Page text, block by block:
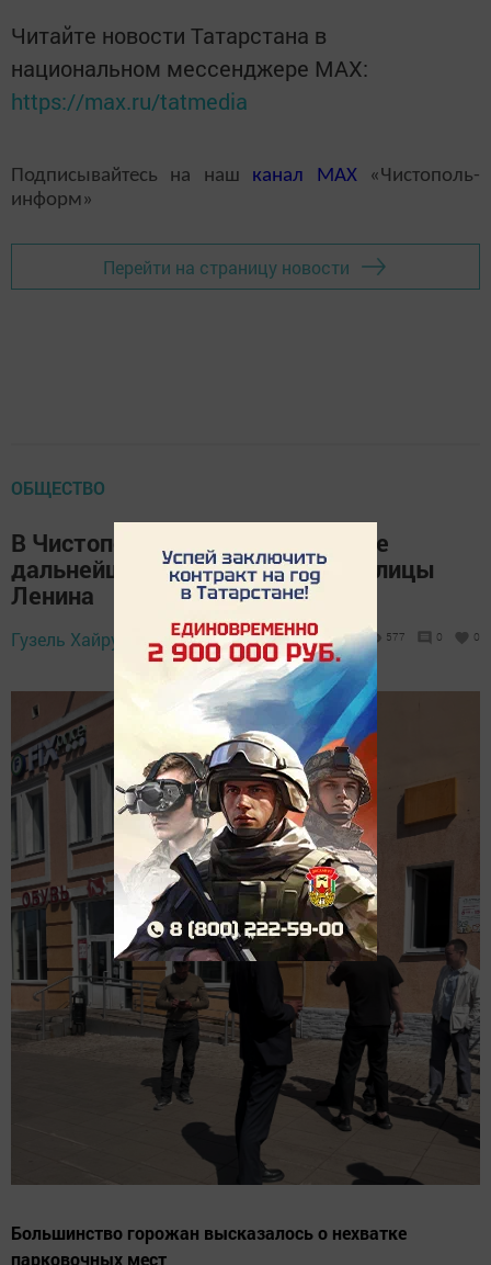
Читайте новости Татарстана в
национальном мессенджере MАХ:
https://max.ru/tatmedia
Подписывайтесь на наш канал MAX«Чистополь-
информ»
Перейти на страницу новости
ОБЩЕСТВО
В Чистополе прошло обсуждение
дальнейшего благоустройства улицы
Ленина
Гузель Хайруллина, 5 мая 2026 - 13:20 577 0 0
Большинство горожан высказалось о нехватке
парковочных мест